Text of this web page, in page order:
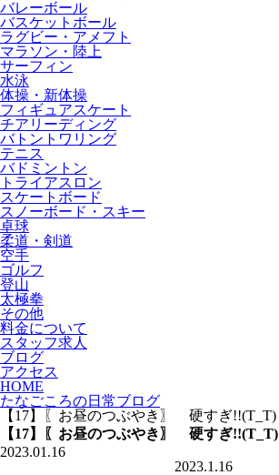
バレーボール
バスケットボール
ラグビー・アメフト
マラソン・陸上
サーフィン
水泳
体操・新体操
フィギュアスケート
チアリーディング
バトントワリング
テニス
バドミントン
トライアスロン
スケートボード
スノーボード・スキー
卓球
柔道・剣道
空手
ゴルフ
登山
太極拳
その他
料金について
スタッフ求人
ブログ
アクセス
HOME
たなごころの日常ブログ
【17】〖お昼のつぶやき〗 硬すぎ!!(T_T)
【17】〖お昼のつぶやき〗 硬すぎ!!(T_T)
2023.01.16
2023.1.16